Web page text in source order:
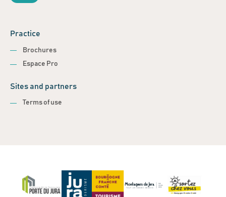
Practice
Brochures
Espace Pro
Sites and partners
Terms of use